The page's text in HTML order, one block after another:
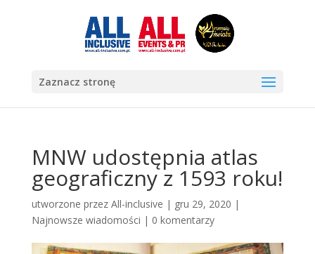
Zaznacz stronę
MNW udostępnia atlas
geograficzny z 1593 roku!
utworzone przez All-inclusive | gru 29, 2020 |
Najnowsze wiadomości | 0 komentarzy